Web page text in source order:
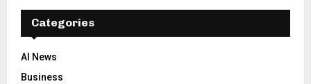
Categories
AI News
Business